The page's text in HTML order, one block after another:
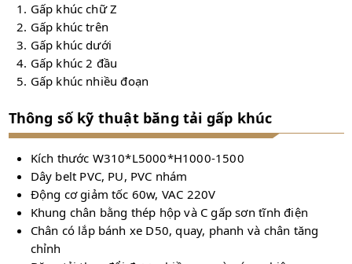
Gấp khúc chữ Z
Gấp khúc trên
Gấp khúc dưới
Gấp khúc 2 đầu
Gấp khúc nhiều đoạn
Thông số kỹ thuật băng tải gấp khúc
Kích thước W310*L5000*H1000-1500
Dây belt PVC, PU, PVC nhám
Động cơ giảm tốc 60w, VAC 220V
Khung chân bằng thép hộp và C gấp sơn tĩnh điện
Chân có lắp bánh xe D50, quay, phanh và chân tăng
chỉnh